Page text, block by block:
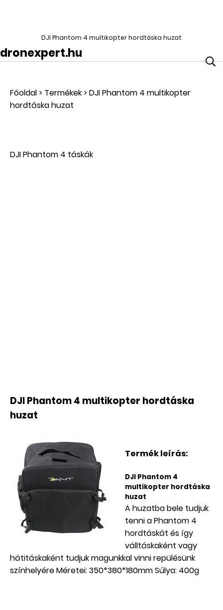
DJI Phantom 4 multikopter hordtáska huzat
dronexpert.hu
Főoldal> Termékek> DJI Phantom 4 multikopter
hordtáska huzat
DJI Phantom 4 táskák
DJI Phantom 4 multikopter hordtáska
huzat
Termék leírás:
DJI Phantom 4
multikopter hordtáska
huzat
A huzatba bele tudjuk
tenni a Phantom 4
hordtáskát és így
válltáskaként vagy
hátitáskaként tudjuk magunkkal vinni repülésünk
színhelyére Méretei: 350*380*180mm Súlya: 400g